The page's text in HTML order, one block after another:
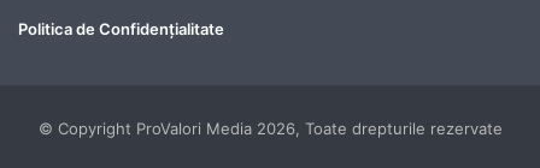
Politica de Confidențialitate
© Copyright ProValori Media 2026, Toate drepturile rezervate